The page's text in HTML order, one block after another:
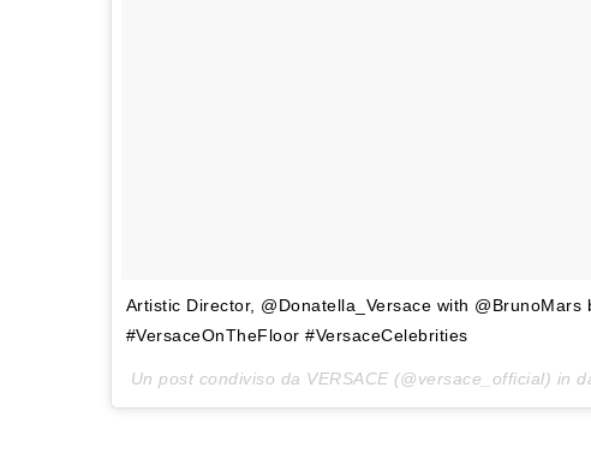
Artistic Director, @Donatella_Versace with @BrunoMars
#VersaceOnTheFloor #VersaceCelebrities
Un post condiviso da VERSACE (@versace_official) in